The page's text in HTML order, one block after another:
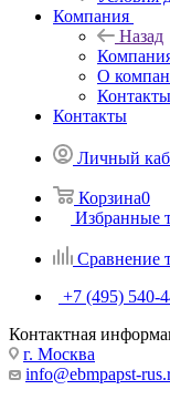
Компания
Назад
О
Контакты
Контакты
Личный
Корзина0
Избранные
Сравнение
+7 (495) 540-
Контактная
г. Москва
info@ebmpapst-